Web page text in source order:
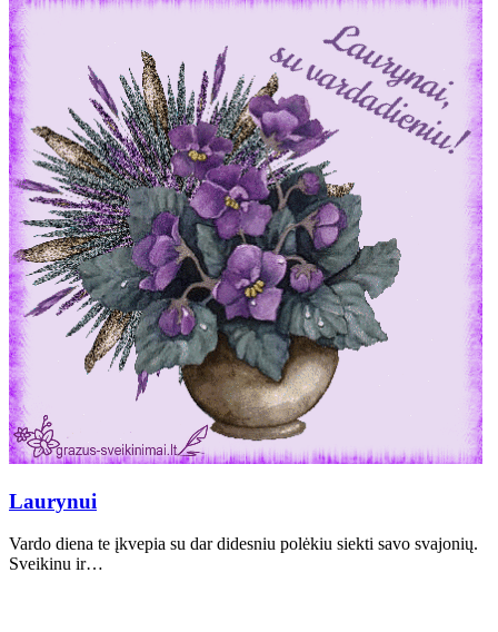
Laurynui
Vardo diena te įkvepia su dar didesniu polėkiu siekti savo svajonių.
Sveikinu ir…